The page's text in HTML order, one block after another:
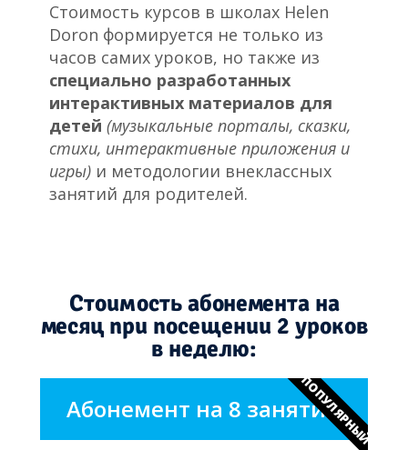
Стоимость курсов в школах Helen
Doron формируется не только из
часов самих уроков, но также из
специально разработанных
интерактивных материалов для
детей (музыкальные порталы, сказки,
стихи, интерактивные приложения и
игры) и методологии внеклассных
занятий для родителей.
Стоимость абонемента на
месяц при посещении 2 уроков
в неделю:
Абонемент на 8 занятий
ПОПУЛЯРНЫЙ